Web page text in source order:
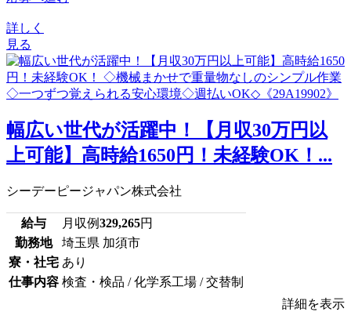
詳しく
見る
幅広い世代が活躍中！【月収30万円以
上可能】高時給1650円！未経験OK！...
シーデーピージャパン株式会社
給与 月収例329,265円
勤務地
埼玉県 加須市
寮・社宅 あり
仕事内容 検査・検品 / 化学系工場 / 交替制
詳細を表示